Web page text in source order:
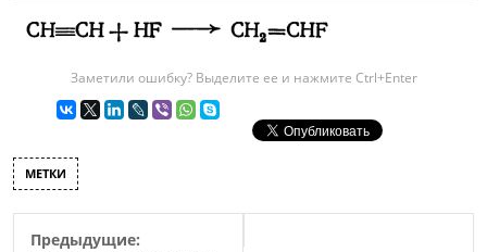
Заметили ошибку? Выделите ее и нажмите Ctrl+Enter
МЕТКИ
Предыдущие: